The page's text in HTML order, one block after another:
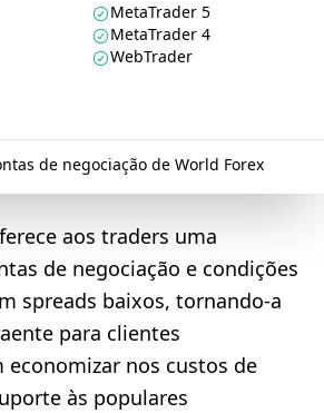
MetaTrader 5
MetaTrader 4
WebTrader
de negociação de World Forex
aos traders uma
de negociação e condições
spreads baixos, tornando-a
para clientes
economizar nos custos de
às populares